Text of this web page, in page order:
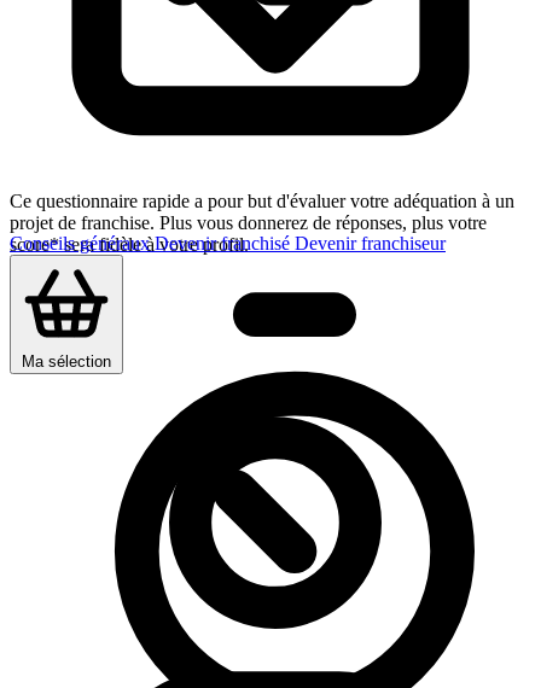
Conseils générauxDevenir franchisé Devenir franchiseur
Ma sélection
Ce questionnaire rapide a pour but d'évaluer votre adéquation à un
projet de franchise. Plus vous donnerez de réponses, plus votre
score* sera fidèle à votre profil.